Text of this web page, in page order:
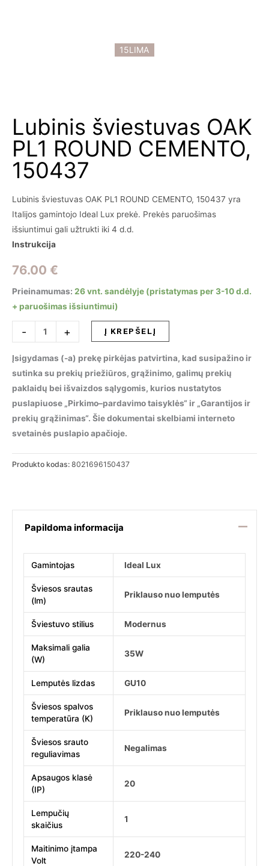
15LIMA
Lubinis šviestuvas OAK
PL1 ROUND CEMENTO,
150437
Lubinis šviestuvas OAK PL1 ROUND CEMENTO, 150437 yra
Italijos gamintojo Ideal Lux prekė. Prekės paruošimas
išsiuntimui gali užtrukti iki 4 d.d.
Instrukcija
76.00 €
Prieinamumas: 26 vnt. sandėlyje (pristatymas per 3-10 d.d.
+ paruošimas išsiuntimui)
-
produkto
kiekis:
Lubinis
šviestuvas
OAK
PL1
ROUND
CEMENTO,
+ Į KREPŠELĮ
Įsigydamas (-a) prekę pirkėjas patvirtina, kad susipažino ir
sutinka su prekių priežiūros, grąžinimo, galimų prekių
paklaidų bei išvaizdos sąlygomis, kurios nustatytos
puslapiuose „Pirkimo–pardavimo taisyklės“ ir „Garantijos ir
prekių grąžinimas“. Šie dokumentai skelbiami interneto
svetainės puslapio apačioje.
Produkto kodas: 8021696150437
Papildoma informacija
Gamintojas Ideal Lux
Šviesos srautas
(lm)
Priklauso nuo lemputės
Šviestuvo stilius Modernus
Maksimali galia
(W)
35W
Lemputės lizdas GU10
Šviesos spalvos
temperatūra (K)
Priklauso nuo lemputės
Šviesos srauto
reguliavimas
Negalimas
Apsaugos klasė
(IP)
20
Lempučių
skaičius
1
Maitinimo įtampa
Volt
220-240